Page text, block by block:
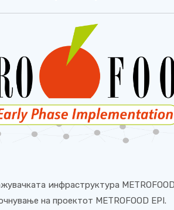
инфраструктура
на проектот METROFOOD EPI.